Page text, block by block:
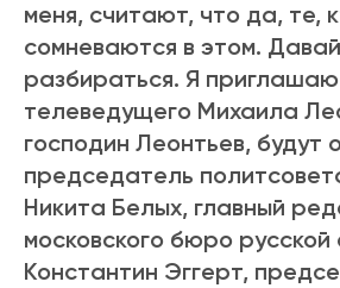
меня, считают, что да, те,
сомневаются в этом.
разбираться. Я
телеведущего Михаила
господин Леонтьев, будут
председатель
Никита Белых, главный
московского бюро русской
Константин Эггерт,